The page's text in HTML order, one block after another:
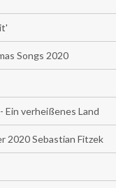
Songs 2020
Ein verheißenes Land
2020 Sebastian Fitzek